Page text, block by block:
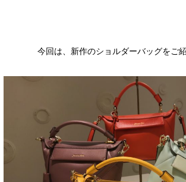
今回は、新作のショルダーバッグをご